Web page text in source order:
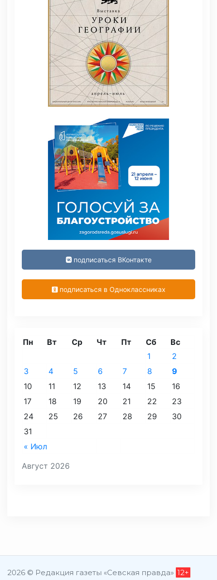
подписаться ВКонтакте
подписаться в Одноклассниках
Август 2026
Пн Вт Ср Чт Пт Сб Вс
« Июл
1
2
3
4 5 6 7 8
9
10
11 12 13 14 15
16
17
18 19 20 21 22
23
24
25 26 27 28 29
30
31
2026 © Редакция газеты «Севская правда» 12+